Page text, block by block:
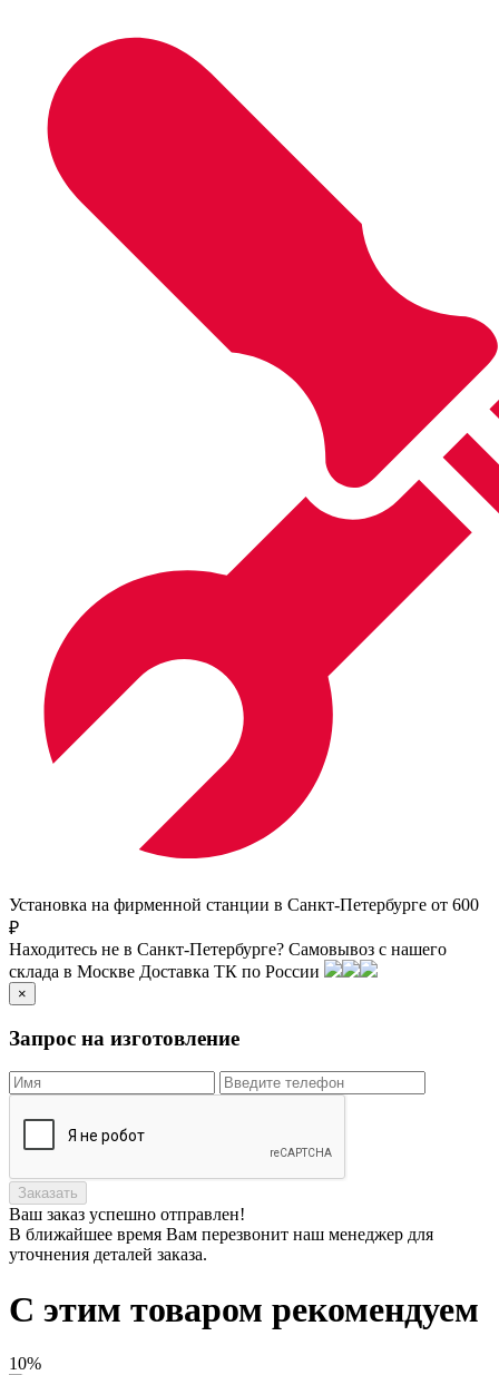
Установка на фирменной станции в Санкт-Петербурге от 600
₽
Находитесь не в Санкт-Петербурге? Самовывоз с нашего
склада в Москве Доставка ТК по России
×
Запрос на изготовление
Заказать
Ваш заказ успешно отправлен!
В ближайшее время Вам перезвонит наш менеджер для
уточнения деталей заказа.
С этим товаром рекомендуем
10%